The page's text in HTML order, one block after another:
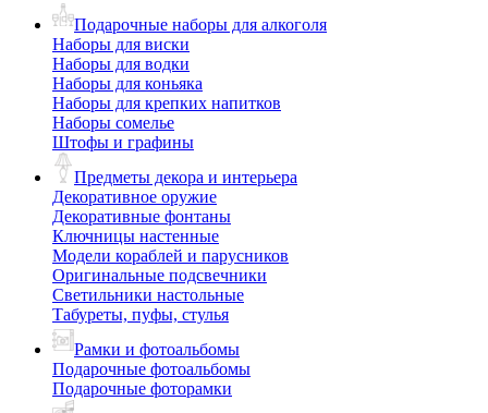
Подарочные наборы для алкоголя
Наборы для виски
Наборы для водки
Наборы для коньяка
Наборы для крепких напитков
Наборы сомелье
Штофы и графины
Предметы декора и интерьера
Декоративное оружие
Декоративные фонтаны
Ключницы настенные
Модели кораблей и парусников
Оригинальные подсвечники
Светильники настольные
Табуреты, пуфы, стулья
Рамки и фотоальбомы
Подарочные фотоальбомы
Подарочные фоторамки